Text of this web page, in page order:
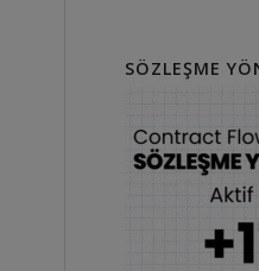
SÖZLEŞME